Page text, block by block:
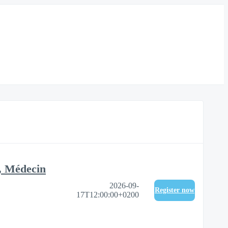
Médecin
2026-09-
17T12:00:00+0200
Register now